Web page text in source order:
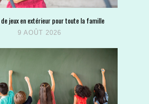
jeux en extérieur pour toute la famille
9 AOÛT 2026